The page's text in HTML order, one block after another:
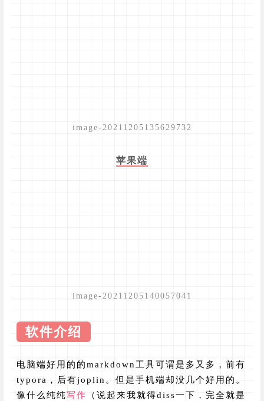
image-20211205135629732
苹果端
image-20211205140057041
软件介绍
电脑端好用的的markdown工具可谓是多又多，前有
typora，后有joplin。但是手机端却没几个好用的。
像什么纯纯写作
（说起来我就得diss一下，完全就是